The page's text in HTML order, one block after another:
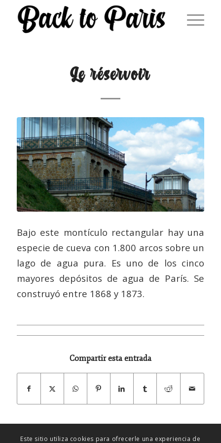
Le réservoir
Bajo este montículo rectangular hay una
especie de cueva con 1.800 arcos sobre un
lago de agua pura. Es uno de los cinco
mayores depósitos de agua de París. Se
construyó entre 1868 y 1873.
Compartir esta entrada
Este sitio utiliza cookies para ofrecerle una experiencia de